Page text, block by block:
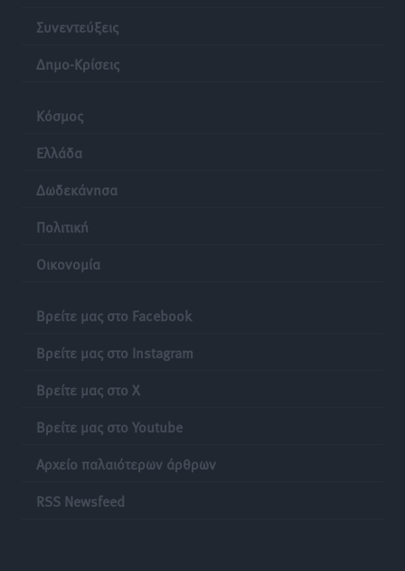
Συνεντεύξεις
Δημο-Κρίσεις
Κόσμος
Ελλάδα
Δωδεκάνησα
Πολιτική
Οικονομία
Βρείτε μας στο Facebook
Βρείτε μας στο Instagram
Βρείτε μας στο X
Βρείτε μας στο Youtube
Αρχείο παλαιότερων άρθρων
RSS Newsfeed